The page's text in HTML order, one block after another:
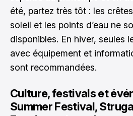
été, partez très tôt : les
soleil et les points d’eau ne
disponibles. En hiver, seules
avec équipement et
sont recommandées.
Culture, festivals et
Summer Festival,